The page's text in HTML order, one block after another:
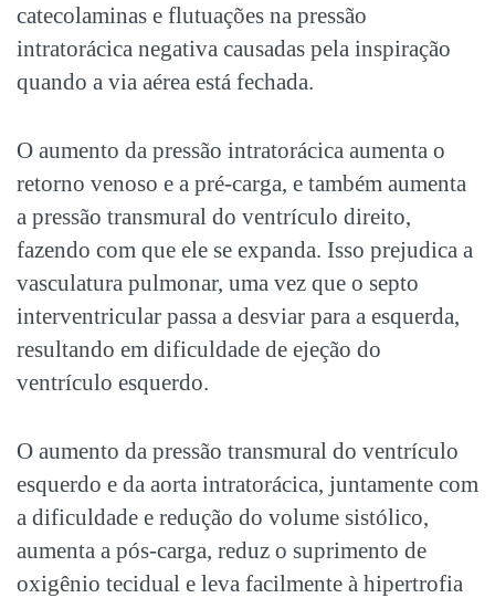
catecolaminas e flutuações na pressão
intratorácica negativa causadas pela inspiração
quando a via aérea está fechada.
O aumento da pressão intratorácica aumenta o
retorno venoso e a pré-carga, e também aumenta
a pressão transmural do ventrículo direito,
fazendo com que ele se expanda. Isso prejudica a
vasculatura pulmonar, uma vez que o septo
interventricular passa a desviar para a esquerda,
resultando em dificuldade de ejeção do
ventrículo esquerdo.
O aumento da pressão transmural do ventrículo
esquerdo e da aorta intratorácica, juntamente com
a dificuldade e redução do volume sistólico,
aumenta a pós-carga, reduz o suprimento de
oxigênio tecidual e leva facilmente à hipertrofia